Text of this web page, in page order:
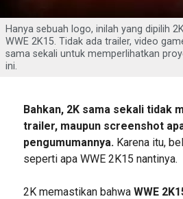
Hanya sebuah logo, inilah yang dipilih
WWE 2K15. Tidak ada trailer, video
sama sekali untuk memperlihatkan
ini.
Bahkan, 2K sama sekali tidak
trailer, maupun screenshot
pengumumannya.Karena itu,
seperti apa WWE 2K15 nantinya.
2K memastikan bahwaWWE